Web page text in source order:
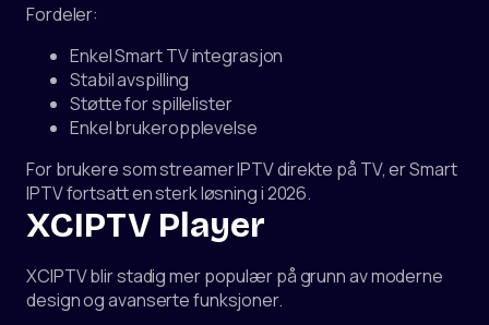
Fordeler:
Enkel Smart TV integrasjon
Stabil avspilling
Støtte for spillelister
Enkel brukeropplevelse
For brukere som streamer IPTV direkte på TV, er Smart
IPTV fortsatt en sterk løsning i 2026.
XCIPTV Player
XCIPTV blir stadig mer populær på grunn av moderne
design og avanserte funksjoner.